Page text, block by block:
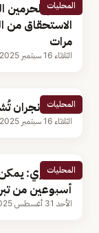
المحليات
مرات
الثلاثاء 16 سبتمبر 2025
المحليات
جامعة نجران
الثلاثاء 16 سبتمبر 2025
المحليات
استشاري:
أسبوعين من
الأحد 31 أغسطس 2025